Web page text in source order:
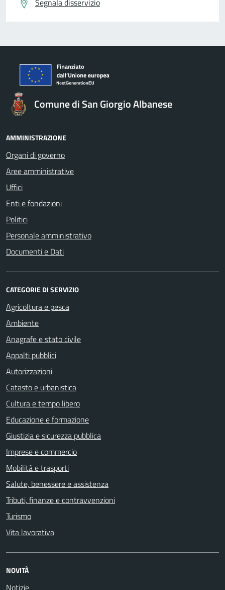
Segnala disservizio
Comune di San Giorgio Albanese
AMMINISTRAZIONE
Organi di governo
Aree amministrative
Uffici
Enti e fondazioni
Politici
Personale amministrativo
Documenti e Dati
CATEGORIE DI SERVIZIO
Agricoltura e pesca
Ambiente
Anagrafe e stato civile
Appalti pubblici
Autorizzazioni
Catasto e urbanistica
Cultura e tempo libero
Educazione e formazione
Giustizia e sicurezza pubblica
Imprese e commercio
Mobilità e trasporti
Salute, benessere e assistenza
Tributi, finanze e contravvenzioni
Turismo
Vita lavorativa
NOVITÀ
Notizie